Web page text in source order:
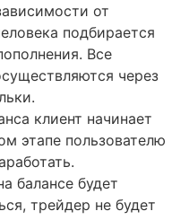
от
подбирается
Все
через
клиент начинает
этапе пользователю
балансе будет
трейдер не будет